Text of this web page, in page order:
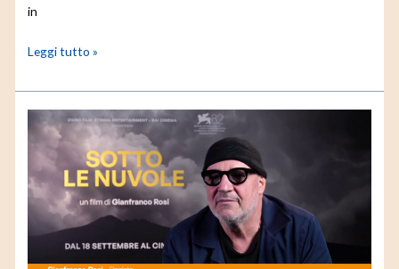
in
Leggi tutto »
Venezia
Napoli
inedita